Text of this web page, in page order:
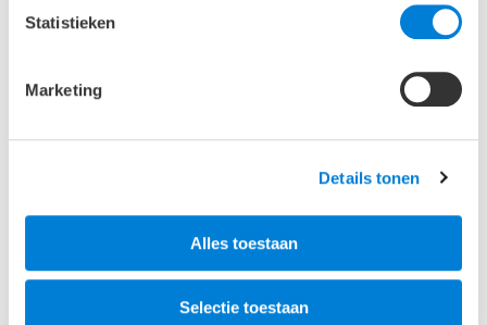
Statistieken
Marketing
Details tonen
Alles toestaan
Selectie toestaan
Hoogwaardig klimaat
museale klimaat van de tentoonstellingsruimten. Het
hoogwaardige museumklimaat maakt het mogelijk
dat ook in de toekomst tentoonstellingen met
bruiklenen van hoge kwaliteit kunnen worden